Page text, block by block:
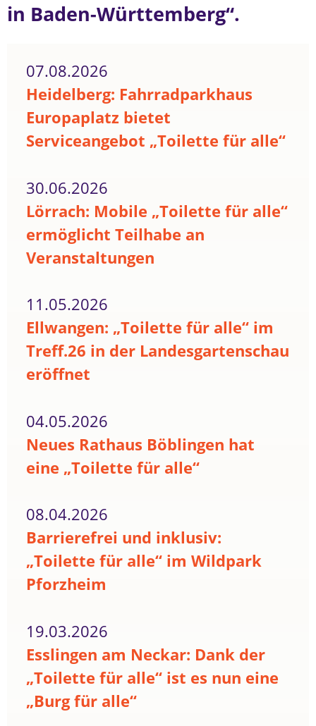
in Baden-Württemberg“.
07.08.2026
Heidelberg: Fahrradparkhaus
Europaplatz bietet
Serviceangebot „Toilette für alle“
30.06.2026
Lörrach: Mobile „Toilette für alle“
ermöglicht Teilhabe an
Veranstaltungen
11.05.2026
Ellwangen: „Toilette für alle“ im
Treff.26 in der Landesgartenschau
eröffnet
04.05.2026
Neues Rathaus Böblingen hat
eine „Toilette für alle“
08.04.2026
Barrierefrei und inklusiv:
„Toilette für alle“ im Wildpark
Pforzheim
19.03.2026
Esslingen am Neckar: Dank der
„Toilette für alle“ ist es nun eine
„Burg für alle“